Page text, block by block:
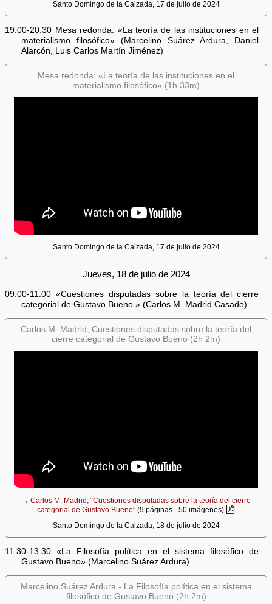
Santo Domingo de la Calzada, 17 de julio de 2024
19:00-20:30 Mesa redonda: «La teoría de las instituciones en el
materialismo filosófico» (Marcelino Suárez Ardura, Daniel
Alarcón, Luis Carlos Martín Jiménez)
Mesa redonda: «La teoría de las instituciones en el
materialismo filosófico» (1h 33m)
Santo Domingo de la Calzada, 17 de julio de 2024
Jueves, 18 de julio de 2024
09:00-11:00 «Cuestiones disputadas sobre la teoría del cierre
categorial de Gustavo Bueno.» (Carlos M. Madrid Casado)
Carlos M. Madrid, Cuestiones disputadas sobre la teoría del
cierre categorial de Gustavo Bueno (2h 2m)
→ Carlos M. Madrid, “Cuestiones disputadas sobre la teoría del cierre
categorial de Gustavo Bueno” (9 páginas - 50 imágenes)
Santo Domingo de la Calzada, 18 de julio de 2024
11:30-13:30 «La Filosofía política en el sistema filosófico de
Gustavo Bueno» (Marcelino Suárez Ardura)
Marcelino Suárez Ardura - La Filosofía política en el sistema
filosófico de Gustavo Bueno (2h 2m)